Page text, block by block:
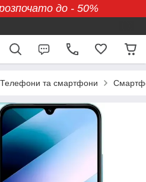
до - 50%
Телефони та смартфони